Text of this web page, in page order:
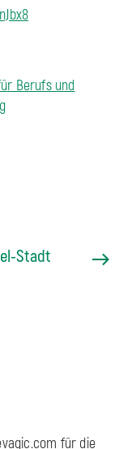
Berufs und
Stadt
für die